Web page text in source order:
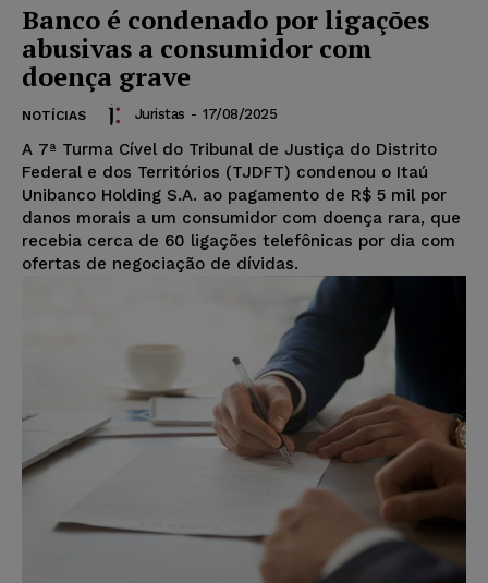
Banco é condenado por ligações
abusivas a consumidor com
doença grave
NOTÍCIAS Juristas - 17/08/2025
A 7ª Turma Cível do Tribunal de Justiça do Distrito
Federal e dos Territórios (TJDFT) condenou o Itaú
Unibanco Holding S.A. ao pagamento de R$ 5 mil por
danos morais a um consumidor com doença rara, que
recebia cerca de 60 ligações telefônicas por dia com
ofertas de negociação de dívidas.